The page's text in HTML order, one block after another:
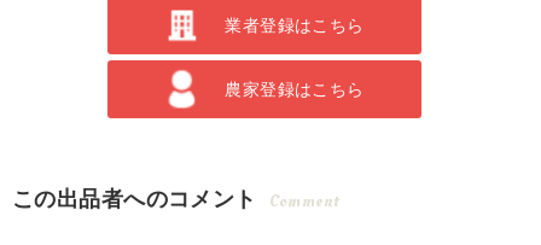
業者登録はこちら
農家登録はこちら
この出品者へのコメント Comment